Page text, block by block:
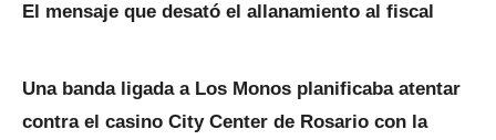
El mensaje que desató el allanamiento al fiscal
Una banda ligada a Los Monos planificaba atentar
contra el casino City Center de Rosario con la